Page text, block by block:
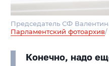
Председатель СФ
Парламентский фотоархив/
Конечно, надо